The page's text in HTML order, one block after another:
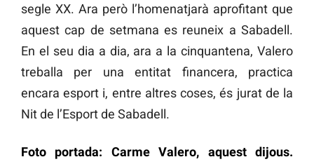
segle XX. Ara però l’homenatjarà aprofitant que
aquest cap de setmana es reuneix a Sabadell.
En el seu dia a dia, ara a la cinquantena, Valero
treballa per una entitat financera, practica
encara esport i, entre altres coses, és jurat de la
Nit de l’Esport de Sabadell.
Foto portada: Carme Valero, aquest dijous.